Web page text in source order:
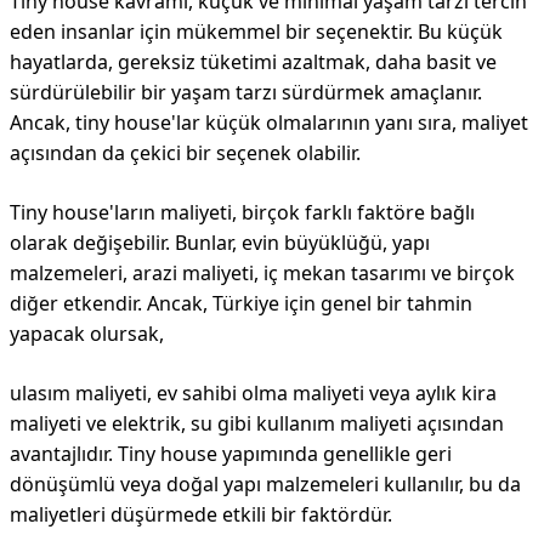
eden insanlar için mükemmel bir seçenektir. Bu küçük
hayatlarda, gereksiz tüketimi azaltmak, daha basit ve
sürdürülebilir bir yaşam tarzı sürdürmek amaçlanır.
Ancak, tiny house'lar küçük olmalarının yanı sıra, maliyet
açısından da çekici bir seçenek olabilir.
Tiny house'ların maliyeti, birçok farklı faktöre bağlı
olarak değişebilir. Bunlar, evin büyüklüğü, yapı
malzemeleri, arazi maliyeti, iç mekan tasarımı ve birçok
diğer etkendir. Ancak, Türkiye için genel bir tahmin
yapacak olursak,
ulasım maliyeti, ev sahibi olma maliyeti veya aylık kira
maliyeti ve elektrik, su gibi kullanım maliyeti açısından
avantajlıdır. Tiny house yapımında genellikle geri
dönüşümlü veya doğal yapı malzemeleri kullanılır, bu da
maliyetleri düşürmede etkili bir faktördür.